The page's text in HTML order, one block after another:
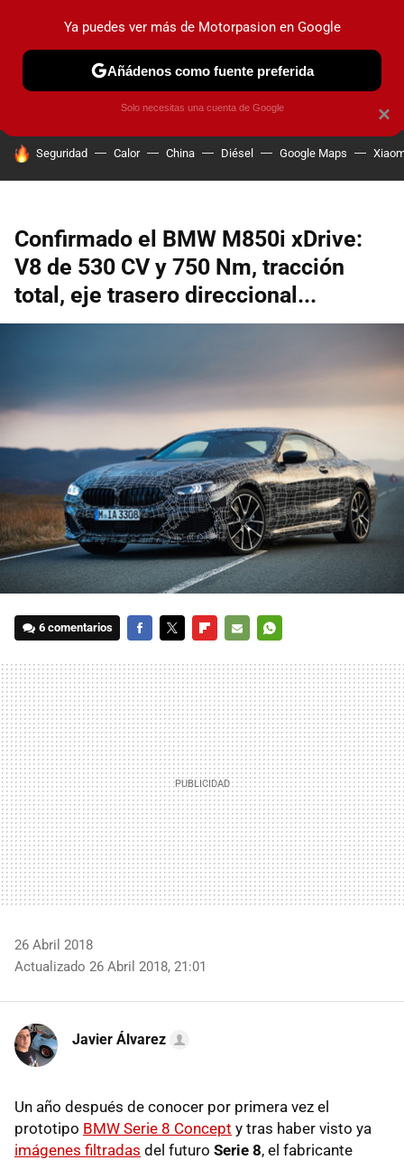
PRUEBAS COCHES ELÉCTRICOS OBSERVATORIO
HOY SE HABLA DE
Seguridad Calor China Diésel Google Maps
Confirmado el BMW M850i xDrive:
V8 de 530 CV y 750 Nm, tracción
total, eje trasero direccional...
6 comentarios
MAIL
26 Abril 2018
Actualizado 26 Abril 2018, 21:01
Javier Álvarez
Un año después de conocer por primera vez el
prototipo BMW Serie 8 Concept y tras haber visto ya
imágenes filtradas del futuro Serie 8, el fabricante
×
Ya puedes ver más de Motorpasion en Google
Añádenos como fuente preferida
Solo necesitas una cuenta de Google